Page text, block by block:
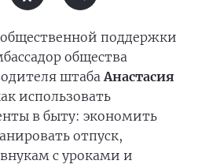
поддержки
общества
штабаАнастасия
использовать
в быту: экономить
отпуск,
с уроками и